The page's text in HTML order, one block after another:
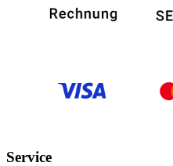
Service